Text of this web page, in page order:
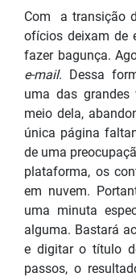
Com a transição
ofícios deixam de
fazer bagunça.
e-mail. Dessa
uma das grandes
meio dela,
única página
de uma
plataforma, os
em nuvem.
uma minuta
alguma. Bastará
e digitar o título
passos, o